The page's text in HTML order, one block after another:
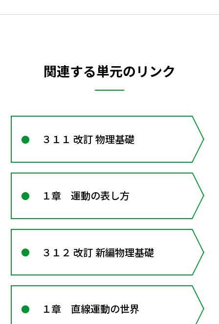
関連する単元のリンク
３１１ 改訂 物理基礎
１章 運動の表し方
３１２ 改訂 新編物理基礎
１章 直線運動の世界